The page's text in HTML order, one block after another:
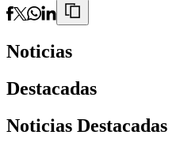
Noticias
Destacadas
Noticias Destacadas